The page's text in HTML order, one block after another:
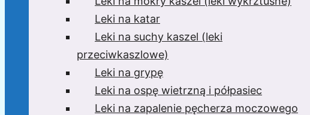
Leki na katar
Leki na suchy kaszel (leki
przeciwkaszlowe)
Leki na grypę
Leki na ospę wietrzną i półpasiec
Leki na zapalenie pęcherza moczowego